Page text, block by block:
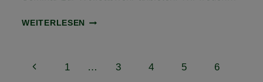
WEITERLESEN
SEMINAR
INKL.
Seitennavigation
Vorherige
1 … 3 4 5 6